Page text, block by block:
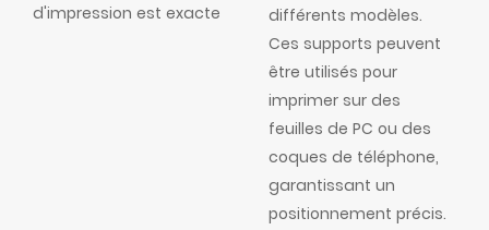
d'impression est exacte
différents modèles.
Ces supports peuvent
être utilisés pour
imprimer sur des
feuilles de PC ou des
coques de téléphone,
garantissant un
positionnement précis.